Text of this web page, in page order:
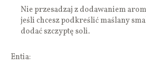
Nie przesadzaj z dodawaniem
jeśli chcesz podkreślić maślany
dodać szczyptę soli.
Entia: